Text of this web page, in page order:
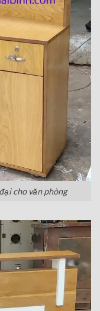
cho văn phòng